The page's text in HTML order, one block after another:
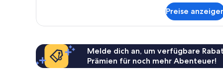
anzeigen
1
Poolseite
(Butler
Villa
Preise
Melde dich an, um verfügbare
Prämien für noch mehr Abenteuer!